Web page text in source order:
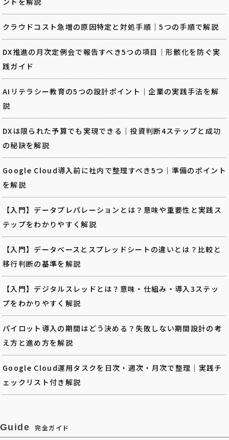
クラウドコスト急増の原因特定と対処手順｜5つの手順で解説
DX推進の月次定例会で報告すべき5つの項目｜形骸化を防ぐ実
践ガイド
AIリテラシー教育の5つの設計ポイント｜企業の実践手法を解
説
DXは限られた予算でも実現できる｜投資判断4ステップと成功
の秘訣を解説
Google Cloud導入前に社内で整理すべき5つ｜準備のポイント
を解説
【入門】データプレパレーションとは？意味や重要性と実践ス
テップをわかりやすく解説
【入門】データベースとスプレッドシートの違いとは？比較と
移行判断の基準を解説
【入門】デジタルスレッドとは？意味・仕組み・導入3ステッ
プをわかりやすく解説
パイロット導入の期間はどう決める？失敗しない期間設計の考
え方と進め方を解説
Google Cloud運用タスクを日次・週次・月次で整理｜実践チ
ェックリスト付き解説
Guide 完全ガイド